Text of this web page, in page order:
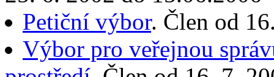
Petiční výbor. Člen od
Výbor pro veřejnou